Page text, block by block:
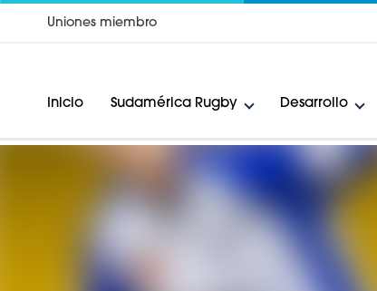
Uniones miembro
Inicio Sudamérica Rugby Desarrollo